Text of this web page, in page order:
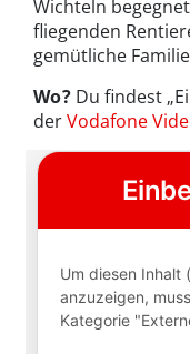
Wichteln
fliegenden
gemütliche
Wo?Du findest
derVodafone